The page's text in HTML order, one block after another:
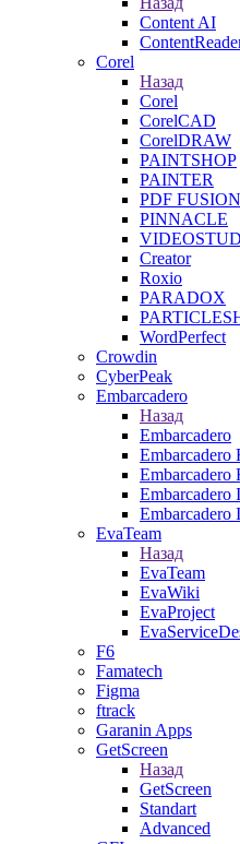
Content AI
Corel
Назад
Corel
CorelCAD
CorelDRAW
PAINTSHOP
PAINTER
PDF FUSION
PINNACLE
Creator
Roxio
PARADOX
WordPerfect
Crowdin
CyberPeak
Embarcadero
Назад
Embarcadero
Embarcadero
Embarcadero
Embarcadero
Embarcadero
EvaTeam
Назад
EvaTeam
EvaWiki
EvaProject
F6
Famatech
Figma
ftrack
Garanin Apps
GetScreen
Назад
GetScreen
Standart
Advanced